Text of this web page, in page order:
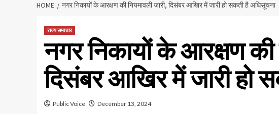
HOME नगर निकायों के आरक्षण की नियमावली जारी, दिसंबर आखिर में जारी हो सकती है अधिसूचना
राज्य समाचार
नगर निकायों के आरक्षण की
दिसंबर आखिर में जारी हो
Public Voice December 13, 2024